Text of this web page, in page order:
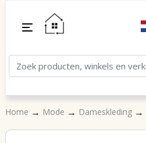
Home → Mode → Dameskleding →